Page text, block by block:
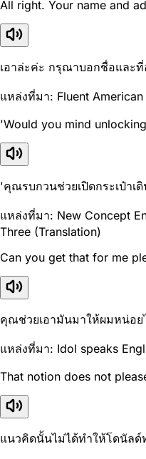
All right. Your name and
เอาล่ะค่ะ กรุณาบอกชื่อและ
แหล่งที่มา: Fluent
'Would you mind
'คุณรบกวนช่วยเปิดกระเป๋าเ
แหล่งที่มา: New Concept
Three (Translation)
Can you get that for me
คุณช่วยเอามันมาให้ผมหน่อย
แหล่งที่มา: Idol speaks
That notion does not
แนวคิดนั้นไม่ได้ทำให้โดนัลด์